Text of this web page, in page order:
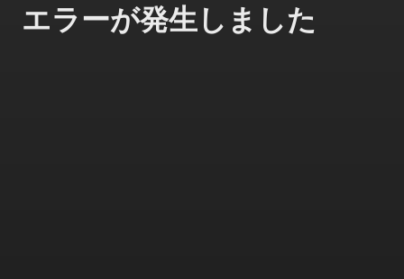
エラーが発生しました